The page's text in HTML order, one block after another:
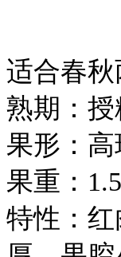
适合春
熟期：
果形：高
果重：
特性：